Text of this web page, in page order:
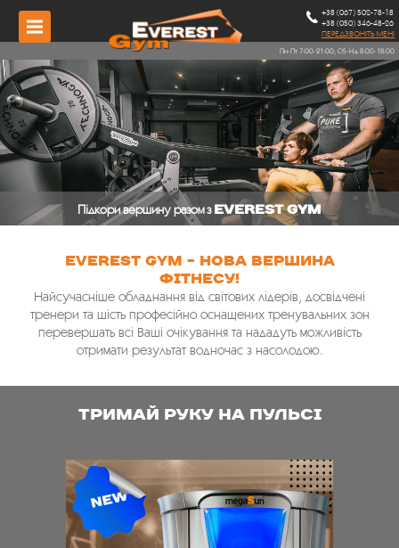
+38 (067) 502-78-18
+38 (050) 346-48-26
ПЕРЕДЗВОНІТЬ МЕНІ
Пн-Пт 7:00-21:00, Сб-Нд 8:00-18:00
Підкори вершину разом зEverest GYM
Everest GYM - нова вершина
фітнесу!
Найсучасніше обладнання від світових лідерів, досвідчені
тренери та шість професійно оснащених тренувальних зон
перевершать всі Ваші очікування та нададуть можливість
отримати результат водночас з насолодою.
ТРИМАЙ РУКУ НА ПУЛЬСІ